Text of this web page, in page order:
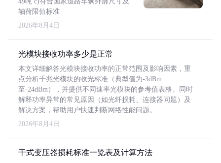
轴荷限值标准
2026年8月4日
光模块接收功率多少是正常
本文详细解答光模块接收功率的正常范围及影响因素，重
点分析千兆光模块的收光标准（典型值为-3dBm
至-24dBm），并提供不同速率光模块的参考值表格。同时
解释功率异常的常见原因（如光纤损耗、连接器问题）及
解决方案，帮助用户快速判断网络性能问题。
2026年8月4日
干式变压器损耗标准一览表及计算方法